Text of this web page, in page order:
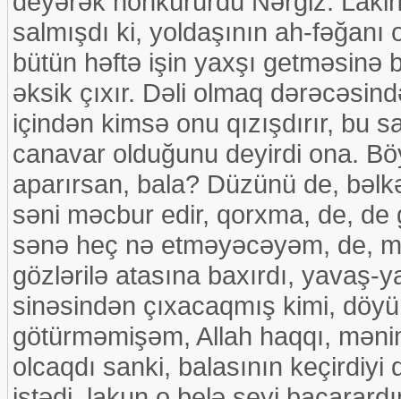
salmışdı ki, yoldaşının ah-
bütün həftə işin yaxşı
əksik çıxır. Dəli olmaq
içindən kimsə onu qızışdırır, bu
canavar olduğunu deyirdi ona.
aparırsan, bala? Düzünü de,
səni məcbur edir, qorxma, de,
sənə heç nə etməyəcəyəm, de,
gözlərilə atasına baxırdı, yavaş-
sinəsindən çıxacaqmış kimi,
götürməmişəm, Allah haqqı,
olcaqdı sanki, balasının